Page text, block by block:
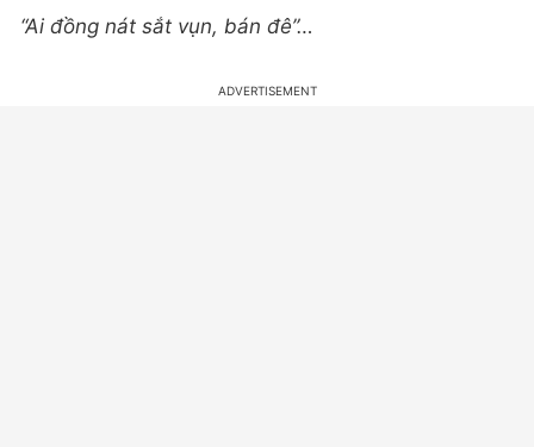
“Ai đồng nát sắt vụn, bán đê”…